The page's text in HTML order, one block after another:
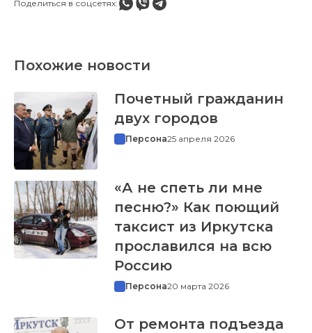
Поделиться в соцсетях:
Похожие новости
Почетный гражданин
двух городов
Персона25 апреля 2026
«А не спеть ли мне
песню?» Как поющий
таксист из Иркутска
прославился на всю
Россию
Персона20 марта 2026
От ремонта подъезда